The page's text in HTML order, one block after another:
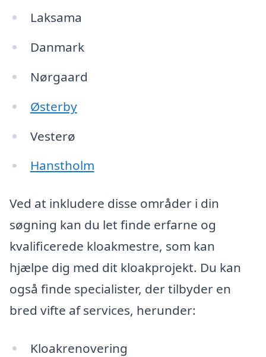
Laksama
Danmark
Nørgaard
Østerby
Vesterø
Hanstholm
Ved at inkludere disse områder i din
søgning kan du let finde erfarne og
kvalificerede kloakmestre, som kan
hjælpe dig med dit kloakprojekt. Du kan
også finde specialister, der tilbyder en
bred vifte af services, herunder:
Kloakrenovering